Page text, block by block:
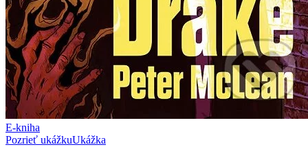
E-kniha
Pozrieť ukážkuUkážka